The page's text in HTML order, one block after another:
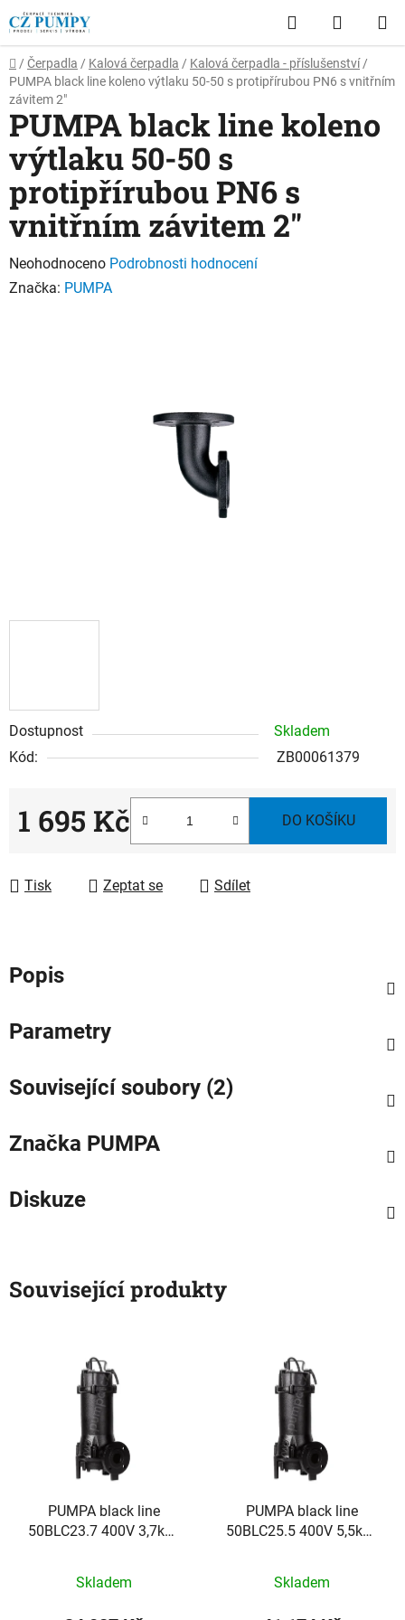
Přejít
na
obsah
Hledat
KOŠÍK
Domů
/ Čerpadla / Kalová čerpadla / Kalová čerpadla - příslušenství /
PUMPA black line koleno výtlaku 50-50 s protipřírubou PN6 s vnitřním
závitem 2"
Dostupnost
Skladem
Kód:
ZB00061379
1 695 Kč DO KOŠÍKU
Tisk Zeptat se Sdílet
PUMPA black line koleno
výtlaku 50-50 s
protipřírubou PN6 s
vnitřním závitem 2"
Průměrné
hodnocení
Neohodnoceno Podrobnosti hodnocení
Značka: PUMPA
Popis
Parametry
Související soubory (2)
Značka PUMPA
Diskuze
Související produkty
PUMPA black line
50BLC23.7 400V 3,7kW,
15m
Skladem
PUMPA black line
50BLC25.5 400V 5,5kW,
15m
Skladem